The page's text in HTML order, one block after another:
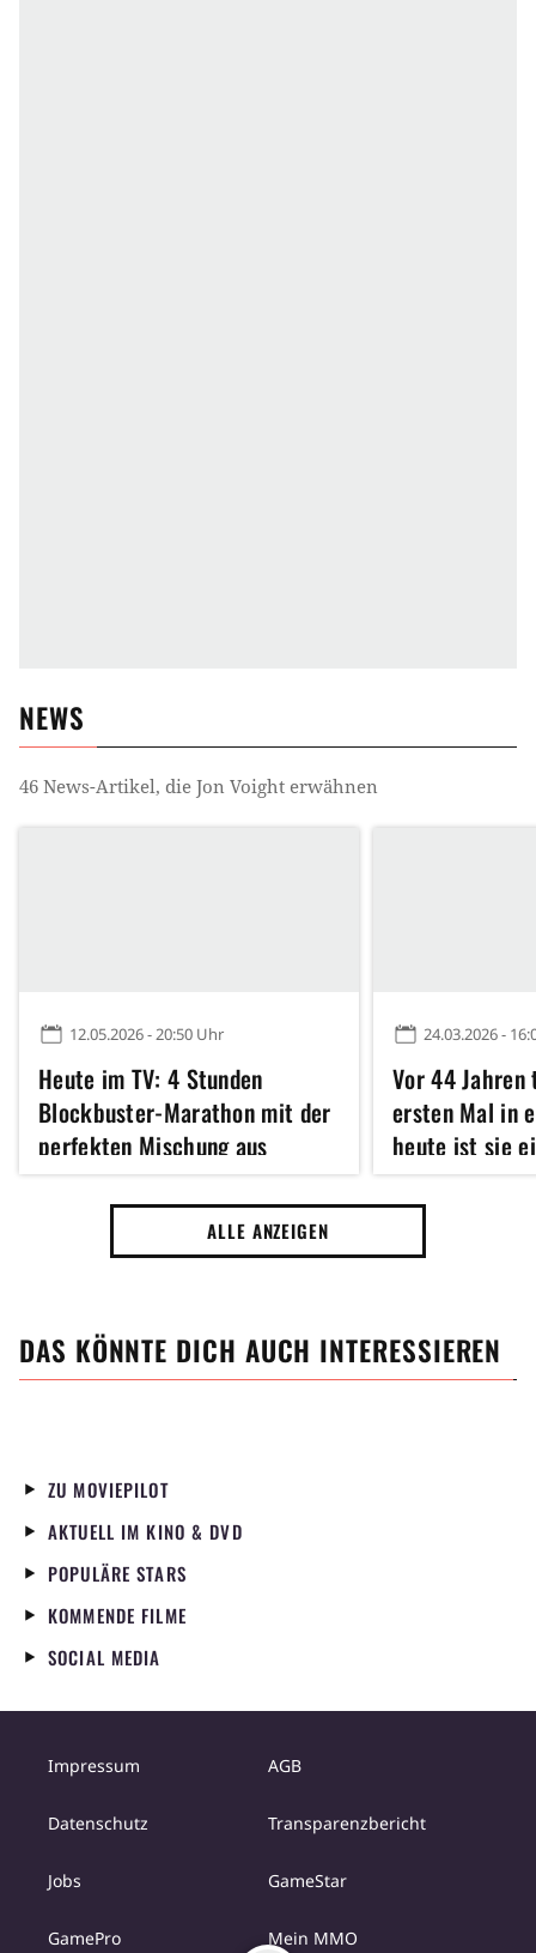
NEWS
46 News-Artikel, die Jon Voight erwähnen
12.05.2026 - 20:50 Uhr
Heute im TV: 4 Stunden
Blockbuster-Marathon mit der
perfekten Mischung aus
Abenteuer und Action
24.03.2026 -
Vor 44
ersten Mal in
heute ist sie
bekanntesten
Erkennt ihr
ALLE ANZEIGEN
DAS KÖNNTE DICH AUCH INTERESSIEREN
ZU MOVIEPILOT
AKTUELL IM KINO & DVD
POPULÄRE STARS
KOMMENDE FILME
SOCIAL MEDIA
Impressum AGB
Datenschutz Transparenzbericht
Jobs GameStar
GamePro Mein MMO